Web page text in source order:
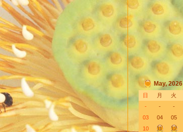
May, 2026
日 月 火
-
- -
03
04 05
10
11 12